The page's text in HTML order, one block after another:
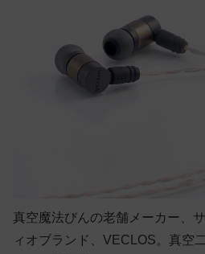
真空魔法びんの老舗メーカー、
ィオブランド、VECLOS。真空